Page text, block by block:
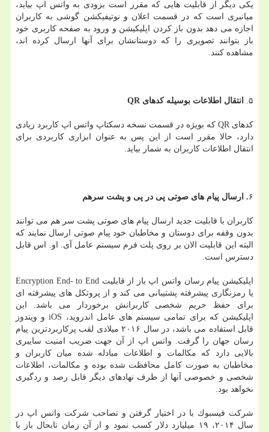
یكی دیگر از قابلیت هایی كه مقرر است بزودی به واتس اپ بیاید،
میانبری است كه در قسمت اعلان و نوتیفیكشن گوشی به كاربران
اجازه می دهد بدون باز كردن اپلیكیشن و ورود به صفحه كاربری خود
باز بتوانند تصویری را كه دوستانشان برای آنها ارسال كرده اند،
مشاهده كنند.
۵. انتقال اطلاعات بوسیله كدهای QR
كدهای QR كه بویژه در قسمت نسخه دسكتاپ واتس اپ كاربرد زیادی
دارد، حالا مقرر است از این پس به عنوان ابزاری كاربردی برای
انتقال اطلاعات كاربران به شمار بیاید.
۶ . ارسال پیام های صوتی پی در پی و پشت سرهم
كاربران با قابلیت جدید ارسال پیام های صوتی پشت سر هم می توانند
بدون وقفه برای دوستان و مخاطبان خود پیام صوتی ارسال نمایند كه
البته این قابلیت الان بر روی پلت فرم سیستم عامل آی. او. اس قابل
دسترس است.
اپلیكیشن پیام رسان واتس اپ باز از قابلیت Encryption End- to End
یا رمزنگاری پیشرفته پشتیبانی می كند و از پروتكل های پیشرفته ای
برای حفظ حریم شخصی كاربرانش برخوردار می باشد. این
اپلیكیشن كه برای تمامی سیستم های عامل اندروید، iOS و ویندوز
قابل استفاده می باشد، در سال ۲۰۱۶ میلادی لقب پركاربردترین پیام
رسان جهان را گرفت. واتس اپ از آن جهت ضریب امنیت سایبری
بالایی دارد كه مكالمات و اطلاعات مبادله شده میان كاربران و
مخاطبان به صورت كامل محافظت شده بوده و مكالمات، اطلاعات
شخصی و خصوصی آنها از طرف نهادهای دیگر قابل رصد و ردگیری
نخواهد بود.
شركت فیسبوك با در اختیار گرفتن و تصاحب شركت واتس اپ در
سال ۲۰۱۴، ۱۹ میلیارد دلار كسب نمود و از آن زمان تابحال باز با